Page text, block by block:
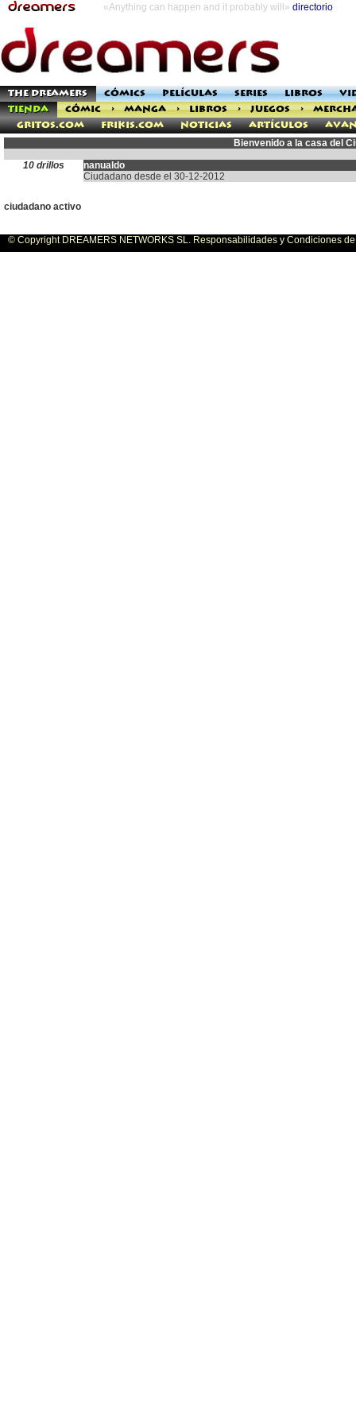
«Anything can happen and it probably will» directorio
THE DREAMERS CÓMICS PELÍCULAS SERIES LIBROS
TIENDA
CÓMIC > MANGA > LIBROS > JUEGOS >
Gritos.com
Frikis.com Noticias Artículos
Bienvenido a la casa del
10 drillos
nanualdo
Ciudadano desde el 30-12-2012
ciudadano activo
© Copyright DREAMERS NETWORKS SL. Responsabilidades y Condiciones